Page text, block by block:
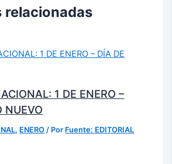
relacionadas
1 DE ENERO –
NUEVO
, ENERO / Por Fuente: EDITORIAL